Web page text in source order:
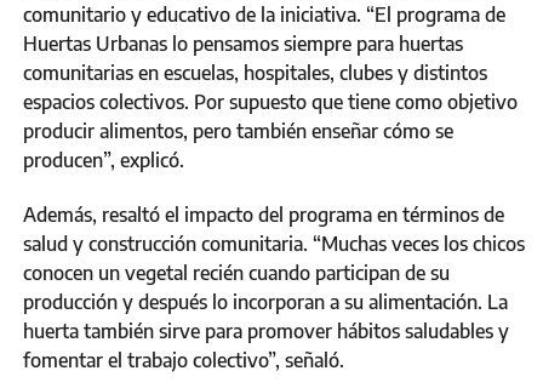
comunitario y educativo de la iniciativa. “El programa de
Huertas Urbanas lo pensamos siempre para huertas
comunitarias en escuelas, hospitales, clubes y distintos
espacios colectivos. Por supuesto que tiene como objetivo
producir alimentos, pero también enseñar cómo se
producen”, explicó.
Además, resaltó el impacto del programa en términos de
salud y construcción comunitaria. “Muchas veces los chicos
conocen un vegetal recién cuando participan de su
producción y después lo incorporan a su alimentación. La
huerta también sirve para promover hábitos saludables y
fomentar el trabajo colectivo”, señaló.